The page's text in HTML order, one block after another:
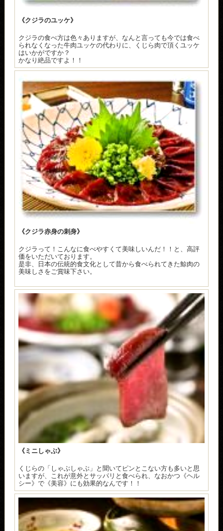
《クジラのユッケ》
クジラの食べ方は色々ありますが、なんと言っても今では食べ
られなくなった牛肉ユッケの代わりに、くじら肉で頂くユッケ
はいかがですか？
かなり絶品ですよ！！
《クジラ赤身の刺身》
クジラって！こんなに食べやすくて美味しいんだ！！と、高評
価をいただいております。
是非、日本の伝統的食文化として昔から食べられてきた鯨肉の
美味しさをご賞味下さい。
《ミニしゃぶ》
くじらの「しゃぶしゃぶ」と聞いてピンとこない方も多いと思
いますが、これが意外とサッパリと食べられ、なおかつ《ヘル
シー》で《美容》にも効果的なんです！！